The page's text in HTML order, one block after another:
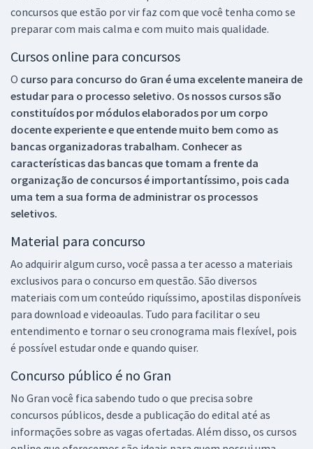
concursos que estão por vir faz com que você tenha como se
preparar com mais calma e com muito mais qualidade.
Cursos online para concursos
O curso para concurso do Gran é uma excelente maneira de
estudar para o processo seletivo. Os nossos cursos são
constituídos por módulos elaborados por um corpo
docente experiente e que entende muito bem como as
bancas organizadoras trabalham. Conhecer as
características das bancas que tomam a frente da
organização de concursos é importantíssimo, pois cada
uma tem a sua forma de administrar os processos
seletivos.
Material para concurso
Ao adquirir algum curso, você passa a ter acesso a materiais
exclusivos para o concurso em questão. São diversos
materiais com um conteúdo riquíssimo, apostilas disponíveis
para download e videoaulas. Tudo para facilitar o seu
entendimento e tornar o seu cronograma mais flexível, pois
é possível estudar onde e quando quiser.
Concurso público é no Gran
No Gran você fica sabendo tudo o que precisa sobre
concursos públicos, desde a publicação do edital até as
informações sobre as vagas ofertadas. Além disso, os cursos